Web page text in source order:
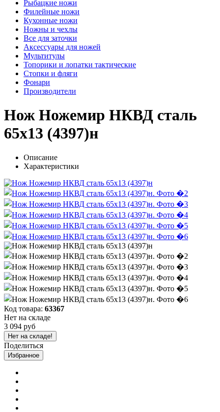
Рыбацкие ножи
Филейные ножи
Кухонные ножи
Ножны и чехлы
Все для заточки
Аксессуары для ножей
Мультитулы
Топорики и лопатки тактические
Стопки и фляги
Фонари
Производители
Нож Ножемир НКВД сталь
65х13 (4397)н
Описание
Характеристики
Код товара: 63367
Нет на складе
3 094 руб
Нет на складе!
Поделиться
Избранное